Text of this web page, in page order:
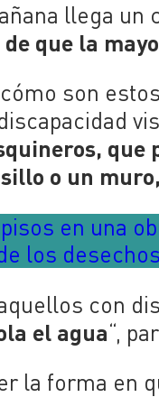
llega
que la
son
que
o un
en una
los
con
el agua“,
la forma en